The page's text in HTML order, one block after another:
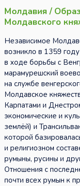
Молдавия /
Молдавского
Независимое
возникло в 1359
в ходе борьбы с
марамурешский
на службе
Молдавское
Карпатами и
экономические и
землёй) и
которой
и религиозном
румыны, русины и
Отношения с
почти всех румын к